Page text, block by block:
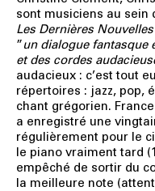
sont musiciens au sein
Les Dernières Nouvelles
”un dialogue fantasque
et des cordes
audacieux : c’est tout
répertoires : jazz, pop,
chant grégorien.
a enregistré une
régulièrement pour le
le piano vraiment tard
empêché de sortir du
la meilleure note